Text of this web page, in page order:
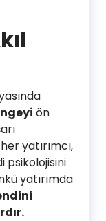
ön
yatırımcı,
psikolojisini
yatırımda